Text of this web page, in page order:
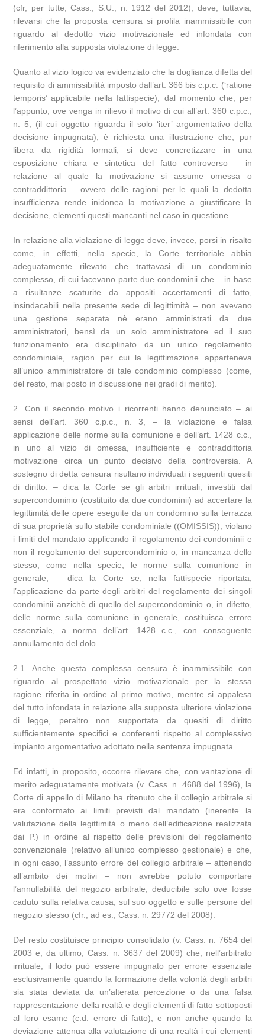
(cfr, per tutte, Cass., S.U., n. 1912 del 2012), deve, tuttavia,
rilevarsi che la proposta censura si profila inammissibile con
riguardo al dedotto vizio motivazionale ed infondata con
riferimento alla supposta violazione di legge.
Quanto al vizio logico va evidenziato che la doglianza difetta del
requisito di ammissibilità imposto dall’art. 366 bis c.p.c. (‘ratione
temporis’ applicabile nella fattispecie), dal momento che, per
l’appunto, ove venga in rilievo il motivo di cui all’art. 360 c.p.c.,
n. 5, (il cui oggetto riguarda il solo ‘iter’ argomentativo della
decisione impugnata), è richiesta una illustrazione che, pur
libera da rigidità formali, si deve concretizzare in una
esposizione chiara e sintetica del fatto controverso – in
relazione al quale la motivazione si assume omessa o
contraddittoria – ovvero delle ragioni per le quali la dedotta
insufficienza rende inidonea la motivazione a giustificare la
decisione, elementi questi mancanti nel caso in questione.
In relazione alla violazione di legge deve, invece, porsi in risalto
come, in effetti, nella specie, la Corte territoriale abbia
adeguatamente rilevato che trattavasi di un condominio
complesso, di cui facevano parte due condominii che – in base
a risultanze scaturite da appositi accertamenti di fatto,
insindacabili nella presente sede di legittimità – non avevano
una gestione separata nè erano amministrati da due
amministratori, bensì da un solo amministratore ed il suo
funzionamento era disciplinato da un unico regolamento
condominiale, ragion per cui la legittimazione apparteneva
all’unico amministratore di tale condominio complesso (come,
del resto, mai posto in discussione nei gradi di merito).
2. Con il secondo motivo i ricorrenti hanno denunciato – ai
sensi dell’art. 360 c.p.c., n. 3, – la violazione e falsa
applicazione delle norme sulla comunione e dell’art. 1428 c.c.,
in uno al vizio di omessa, insufficiente e contraddittoria
motivazione circa un punto decisivo della controversia. A
sostegno di detta censura risultano individuati i seguenti quesiti
di diritto: – dica la Corte se gli arbitri irrituali, investiti dal
supercondominio (costituito da due condominii) ad accertare la
legittimità delle opere eseguite da un condomino sulla terrazza
di sua proprietà sullo stabile condominiale ((OMISSIS)), violano
i limiti del mandato applicando il regolamento dei condominii e
non il regolamento del supercondominio o, in mancanza dello
stesso, come nella specie, le norme sulla comunione in
generale; – dica la Corte se, nella fattispecie riportata,
l’applicazione da parte degli arbitri del regolamento dei singoli
condominii anzichè di quello del supercondominio o, in difetto,
delle norme sulla comunione in generale, costituisca errore
essenziale, a norma dell’art. 1428 c.c., con conseguente
annullamento del dolo.
2.1. Anche questa complessa censura è inammissibile con
riguardo al prospettato vizio motivazionale per la stessa
ragione riferita in ordine al primo motivo, mentre si appalesa
del tutto infondata in relazione alla supposta ulteriore violazione
di legge, peraltro non supportata da quesiti di diritto
sufficientemente specifici e conferenti rispetto al complessivo
impianto argomentativo adottato nella sentenza impugnata.
Ed infatti, in proposito, occorre rilevare che, con vantazione di
merito adeguatamente motivata (v. Cass. n. 4688 del 1996), la
Corte di appello di Milano ha ritenuto che il collegio arbitrale si
era conformato ai limiti previsti dal mandato (inerente la
valutazione della legittimità o meno dell’edificazione realizzata
dai P.) in ordine al rispetto delle previsioni del regolamento
convenzionale (relativo all’unico complesso gestionale) e che,
in ogni caso, l’assunto errore del collegio arbitrale – attenendo
all’ambito dei motivi – non avrebbe potuto comportare
l’annullabilità del negozio arbitrale, deducibile solo ove fosse
caduto sulla relativa causa, sul suo oggetto e sulle persone del
negozio stesso (cfr., ad es., Cass. n. 29772 del 2008).
Del resto costituisce principio consolidato (v. Cass. n. 7654 del
2003 e, da ultimo, Cass. n. 3637 del 2009) che, nell’arbitrato
irrituale, il lodo può essere impugnato per errore essenziale
esclusivamente quando la formazione della volontà degli arbitri
sia stata deviata da un’alterata percezione o da una falsa
rappresentazione della realtà e degli elementi di fatto sottoposti
al loro esame (c.d. errore di fatto), e non anche quando la
deviazione attenga alla valutazione di una realtà i cui elementi